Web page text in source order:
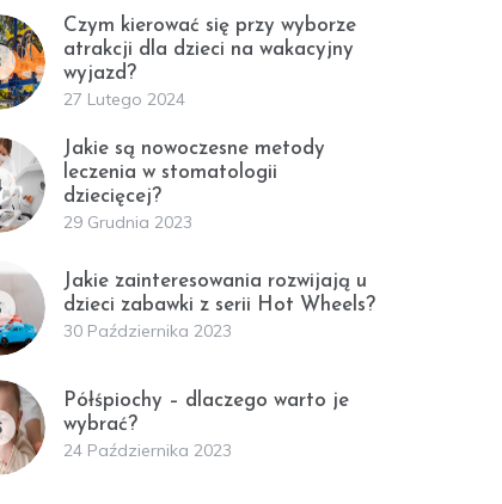
Czym kierować się przy wyborze
atrakcji dla dzieci na wakacyjny
wyjazd?
27 Lutego 2024
Jakie są nowoczesne metody
leczenia w stomatologii
dziecięcej?
29 Grudnia 2023
Jakie zainteresowania rozwijają u
dzieci zabawki z serii Hot Wheels?
30 Października 2023
Półśpiochy – dlaczego warto je
wybrać?
24 Października 2023